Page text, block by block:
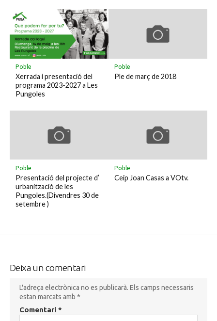
Poble
Xerrada i presentació del
programa 2023-2027 a Les
Pungoles
Poble
Ple de març de 2018
Poble
Presentació del projecte d’
urbanització de les
Pungoles.(Divendres 30 de
setembre )
Poble
Ceip Joan Casas a VOtv.
Deixa un comentari
L'adreça electrònica no es publicarà. Els camps necessaris
estan marcats amb *
Comentari *